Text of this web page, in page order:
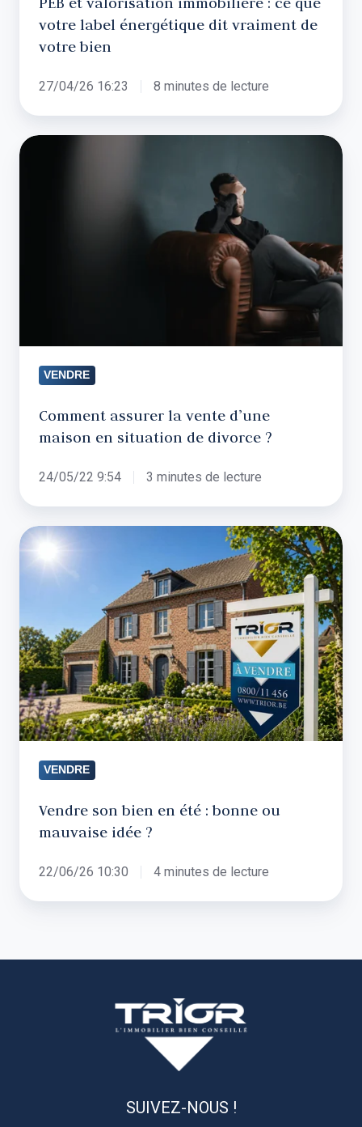
vraiment
votre
bien
votre label énergétique dit vraiment de
votre bien
27/04/26 16:23 8 minutes de lecture
Comment
divorce
VENDRE
Comment assurer la vente d’une
maison en situation de divorce ?
24/05/22 9:54 3 minutes de lecture
Vendre
son
bien
été
:
bonne
ou
mauvaise
idée
VENDRE
Vendre son bien en été : bonne ou
mauvaise idée ?
22/06/26 10:30 4 minutes de lecture
SUIVEZ-NOUS !